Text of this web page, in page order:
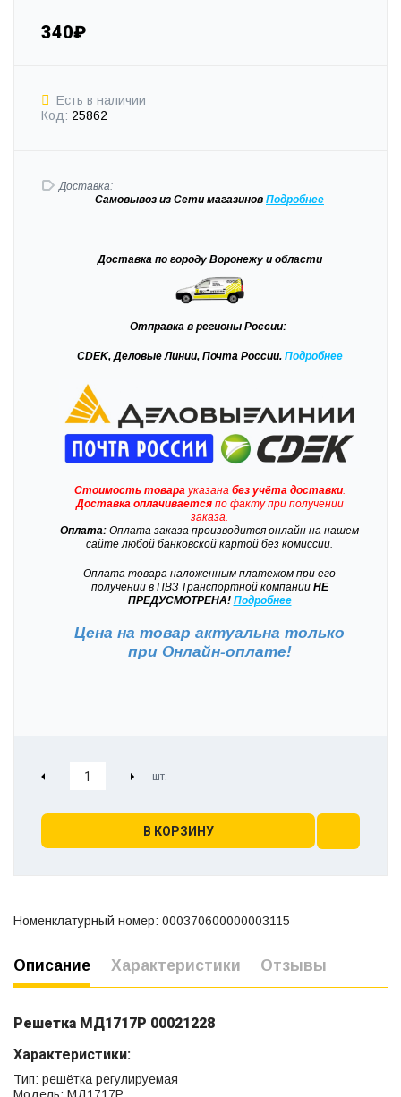
340₽
Есть в наличии
Код: 25862
Доставка:
Самовывоз из Сети магазинов Подробнее
Доставка по городу Воронежу и области
Отправка в регионы России:
CDEK, Деловые Линии, Почта России. Подробнее
Стоимость товарауказана без учёта доставки.
Доставкаоплачиваетсяпо факту при получении
заказа.
Оплата: Оплата заказа производится онлайн на нашем
сайте любой банковской картой без комиссии.
Оплата товара наложенным платежом при его
получении в ПВЗ Транспортной компанииНЕ
ПРЕДУСМОТРЕНА! Подробнее
Цена на товар актуальна только
при Онлайн-оплате!
В КОРЗИНУ
Номенклатурный номер: 000370600000003115
Описание Характеристики Отзывы
Решетка МД1717Р 00021228
Характеристики:
Тип: решётка регулируемая